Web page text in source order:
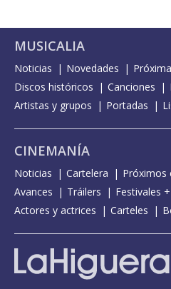
MUSICALIA
Noticias Novedades
Discos históricos
Canciones
Artistas y grupos
Portadas
CINEMANÍA
Noticias Cartelera Próximos
Avances
Tráilers
Festivales
Actores y actrices
Carteles